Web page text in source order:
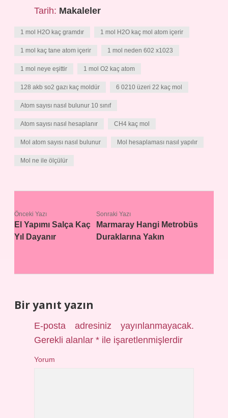
Tarih: Makaleler
1 mol H2O kaç gramdır 1 mol H2O kaç mol atom içerir
1 mol kaç tane atom içerir 1 mol neden 602 x1023
1 mol neye eşittir 1 mol O2 kaç atom
128 akb so2 gazı kaç moldür 6 0210 üzeri 22 kaç mol
Atom sayısı nasıl bulunur 10 sınıf
Atom sayısı nasıl hesaplanır CH4 kaç mol
Mol atom sayısı nasıl bulunur Mol hesaplaması nasıl yapılır
Mol ne ile ölçülür
Önceki Yazı
El Yapımı Salça Kaç
Yıl Dayanır
Sonraki Yazı
Marmaray Hangi Metrobüs
Duraklarına Yakın
Bir yanıt yazın
E-posta adresiniz yayınlanmayacak.
Gerekli alanlar* ile işaretlenmişlerdir
Yorum